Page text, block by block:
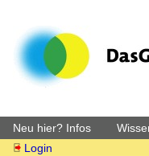
Neu hier? Infos
Login